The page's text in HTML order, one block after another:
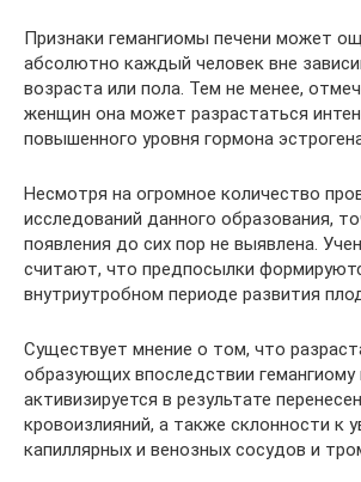
Признаки гемангиомы печени может
абсолютно каждый человек вне
возраста или пола. Тем не менее,
женщин она может разрастаться
повышенного уровня гормона
Несмотря на огромное количество
исследований данного образования,
появления до сих пор не выявлена.
считают, что предпосылки
внутриутробном периоде развития
Существует мнение о том, что
образующих впоследствии гемангиому
активизируется в результате
кровоизлияний, а также склонности к
капиллярных и венозных сосудов и